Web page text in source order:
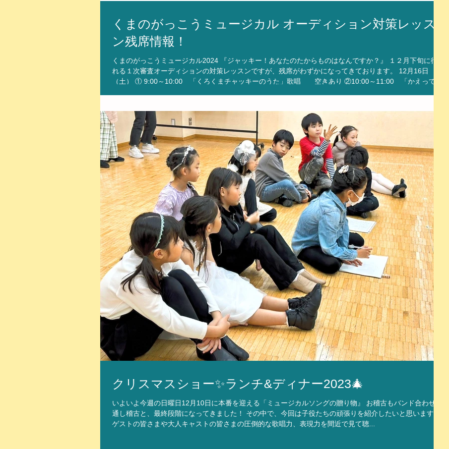
くまのがっこうミュージカル オーディション対策レッス
ン残席情報！
くまのがっこうミュージカル2024 『ジャッキー！あなたのたからものはなんですか？』​​ １２月下旬に行わ
れる１次審査オーディションの対策レッスンですが、残席がわずかになってきております。 12月16日
（土） ① 9:00～10:00 「くろくまチャッキーのうた」歌唱 空きあり ②10:00～11:00 「かえってお
ださい！ 今回の対策レッスンは1次審査を通過するためのスキルアップを目指したレッスン！ 自分の持つ
個性、自分にしかない魅力を存分に発揮して、大きく成長していきましょう！ 対策レッスンの詳細は下記
スタジオHPの特設ページをご確認ください。 https://www.fujikawa-mst.com/the-bears-school-2024-
oubo01 くまのがっこうミュージカル 2010年の初演以来、多くの方々に愛され続けてきた感
クリスマスショー✨ランチ&ディナー2023🎄
いよいよ今週の日曜日12月10日に本番を迎える「ミュージカルソングの贈り物』 お稽古もバンド合わせや
通し稽古と、最終段階になってきました！ その中で、今回は子役たちの頑張りを紹介したいと思います🎄
ゲストの皆さまや大人キャストの皆さまの圧倒的な歌唱力、表現力を間近で見て聴...